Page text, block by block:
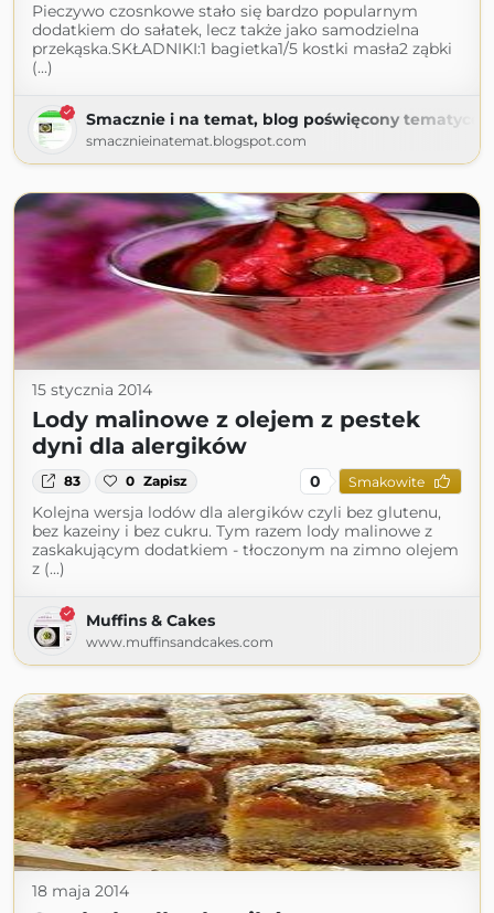
Pieczywo czosnkowe stało się bardzo popularnym
dodatkiem do sałatek, lecz także jako samodzielna
przekąska.SKŁADNIKI:1 bagietka1/5 kostki masła2 ząbki
(...)
Smacznie i na temat, blog poświęcony tematyce
smacznieinatemat.blogspot.com
15 stycznia 2014
Lody malinowe z olejem z pestek
dyni dla alergików
83 0 Zapisz 0 Smakowite
Kolejna wersja lodów dla alergików czyli bez glutenu,
bez kazeiny i bez cukru. Tym razem lody malinowe z
zaskakującym dodatkiem - tłoczonym na zimno olejem
z (...)
Muffins & Cakes
www.muffinsandcakes.com
18 maja 2014